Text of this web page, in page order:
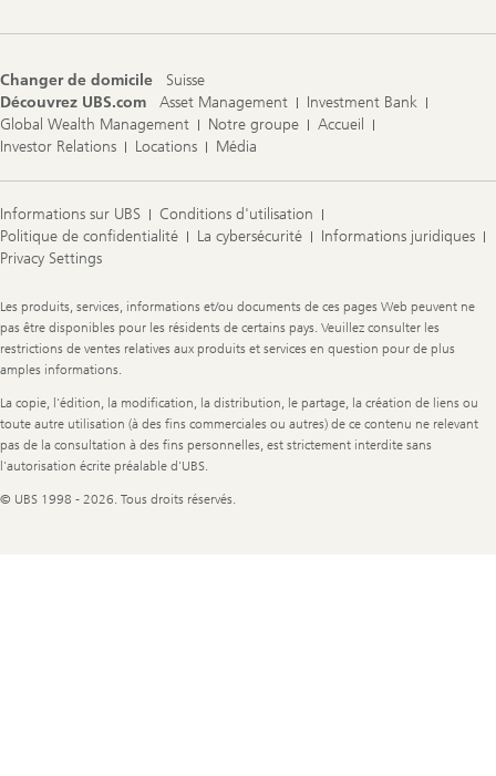
Changer de domicile
Suisse
Découvrez UBS.com
Asset Management
Investment Bank
Global Wealth Management
Notre groupe
Accueil
Investor Relations
Locations Média
Informations sur UBS
Conditions d'utilisation
Politique de confidentialité
La cybersécurité
Informations juridiques
Privacy Settings
Legal
Information
Les produits, services, informations et/ou documents de ces pages Web peuvent ne
pas être disponibles pour les résidents de certains pays. Veuillez consulter les
restrictions de ventes relatives aux produits et services en question pour de plus
amples informations.
La copie, l'édition, la modification, la distribution, le partage, la création de liens ou
toute autre utilisation (à des fins commerciales ou autres) de ce contenu ne relevant
pas de la consultation à des fins personnelles, est strictement interdite sans
l'autorisation écrite préalable d'UBS.
© UBS 1998 - 2026. Tous droits réservés.